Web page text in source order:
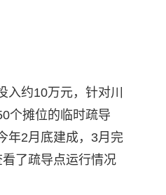
约10万元，针对川
个摊位的临时疏导
年2月底建成，3月完
了疏导点运行情况